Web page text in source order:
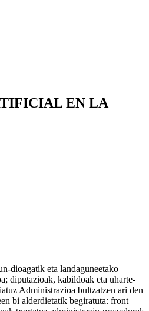
EN LA
dioagatik eta landaguneetako
diputazioak, kabildoak eta uharte-
Administrazioa bultzatzen ari den
bi alderdietatik begiratuta: front